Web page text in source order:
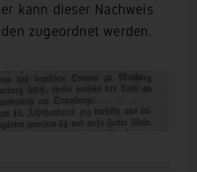
kann dieser Nachweis
zugeordnet werden.